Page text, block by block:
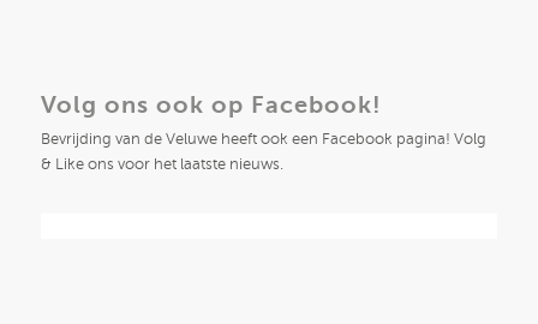
Volg ons ook op Facebook!
Bevrijding van de Veluwe heeft ook een Facebook pagina! Volg
& Like ons voor het laatste nieuws.